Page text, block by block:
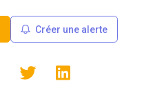
Créer une alerte